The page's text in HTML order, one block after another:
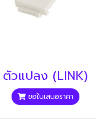
ตัวแปลง (LINK)
ขอใบเสนอราคา